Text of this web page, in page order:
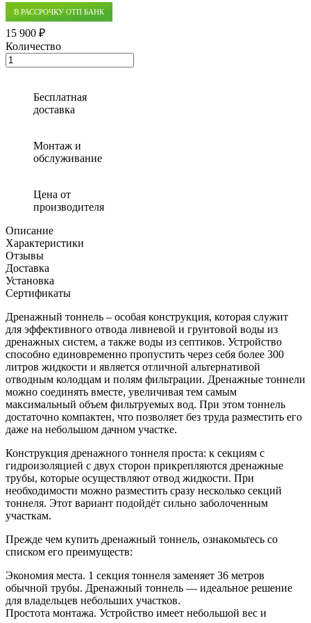
В РАССРОЧКУ ОТП БАНК
15 900 ₽
Количество
Количество
товара
дренажный
Бесплатная
доставка
Монтаж и
обслуживание
Цена от
производителя
Описание
Характеристики
Отзывы
Доставка
Установка
Сертификаты
Дренажный тоннель – особая конструкция, которая служит
для эффективного отвода ливневой и грунтовой воды из
дренажных систем, а также воды из септиков. Устройство
способно единовременно пропустить через себя более 300
литров жидкости и является отличной альтернативой
отводным колодцам и полям фильтрации. Дренажные тоннели
можно соединять вместе, увеличивая тем самым
максимальный объем фильтруемых вод. При этом тоннель
достаточно компактен, что позволяет без труда разместить его
даже на небольшом дачном участке.
Конструкция дренажного тоннеля проста: к секциям с
гидроизоляцией с двух сторон прикрепляются дренажные
трубы, которые осуществляют отвод жидкости. При
необходимости можно разместить сразу несколько секций
тоннеля. Этот вариант подойдёт сильно заболоченным
участкам.
Прежде чем купить дренажный тоннель, ознакомьтесь со
списком его преимуществ:
Экономия места. 1 секция тоннеля заменяет 36 метров
обычной трубы. Дренажный тоннель — идеальное решение
для владельцев небольших участков.
Простота монтажа. Устройство имеет небольшой вес и